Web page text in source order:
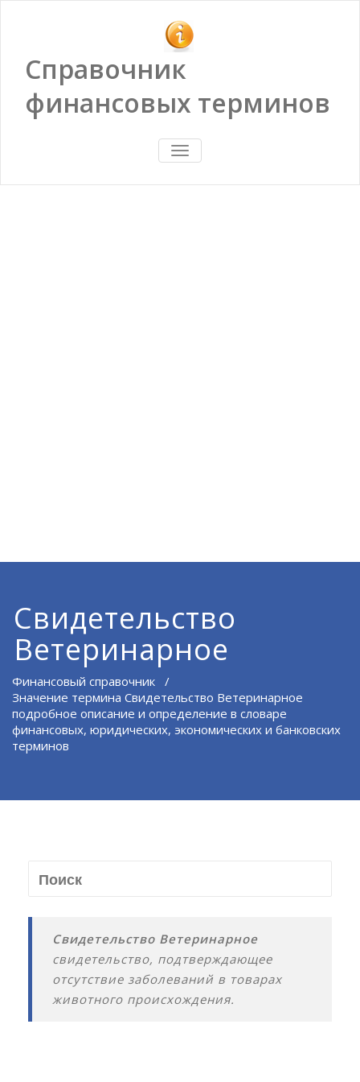
Справочник
финансовых терминов
ПОКАЗАТЬ/
СКРЫТЬ
Свидетельство
Ветеринарное
Финансовый справочник /
Значение термина Свидетельство Ветеринарное
подробное описание и определение в словаре
финансовых, юридических, экономических и банковских
терминов
Свидетельство Ветеринарное
свидетельство, подтверждающее
отсутствие заболеваний в товарах
животного происхождения.